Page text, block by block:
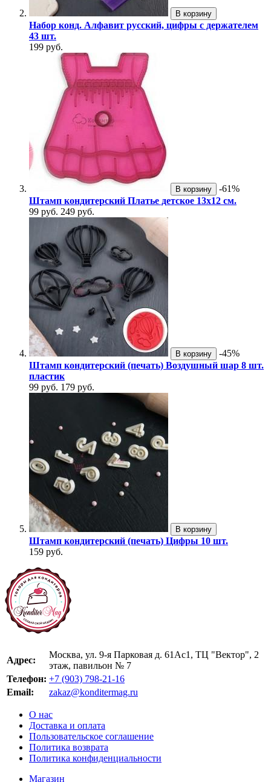
В корзину
Набор конд. Алфавит русский, цифры с держателем
43 шт.
199 руб.
В корзину
-61%
Штамп кондитерский Платье детское 13х12 см.
99 руб. 249 руб.
В корзину
-45%
Штамп кондитерский (печать) Воздушный шар 8 шт.
пластик
99 руб. 179 руб.
В корзину
Штамп кондитерский (печать) Цифры 10 шт.
159 руб.
Адрес:
Москва, ул. 9-я Парковая д. 61Ас1, ТЦ "Вектор", 2
этаж, павильон № 7
Телефон: +7 (903) 798-21-16
Email:
zakaz@konditermag.ru
О нас
Доставка и оплата
Пользовательское соглашение
Политика возврата
Политика конфиденциальности
Магазин